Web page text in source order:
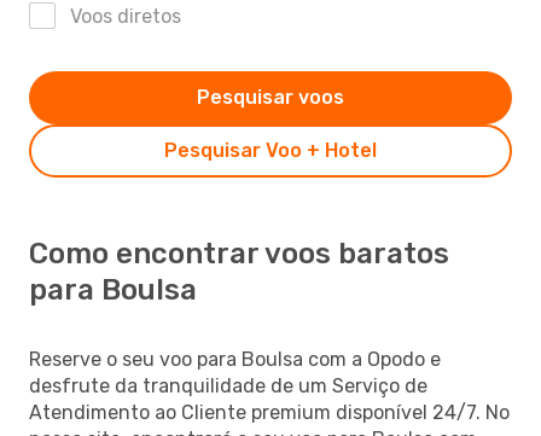
Voos diretos
Pesquisar Voo + Hotel
Pesquisar voos
Como encontrar voos baratos
para Boulsa
Reserve o seu voo para Boulsa com a Opodo e
desfrute da tranquilidade de um Serviço de
Atendimento ao Cliente premium disponível 24/7. No